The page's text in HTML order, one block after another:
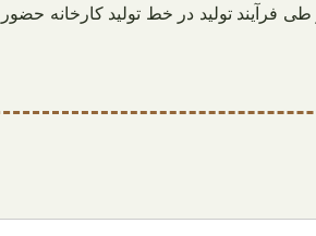
تولید در خط تولید کارخانه